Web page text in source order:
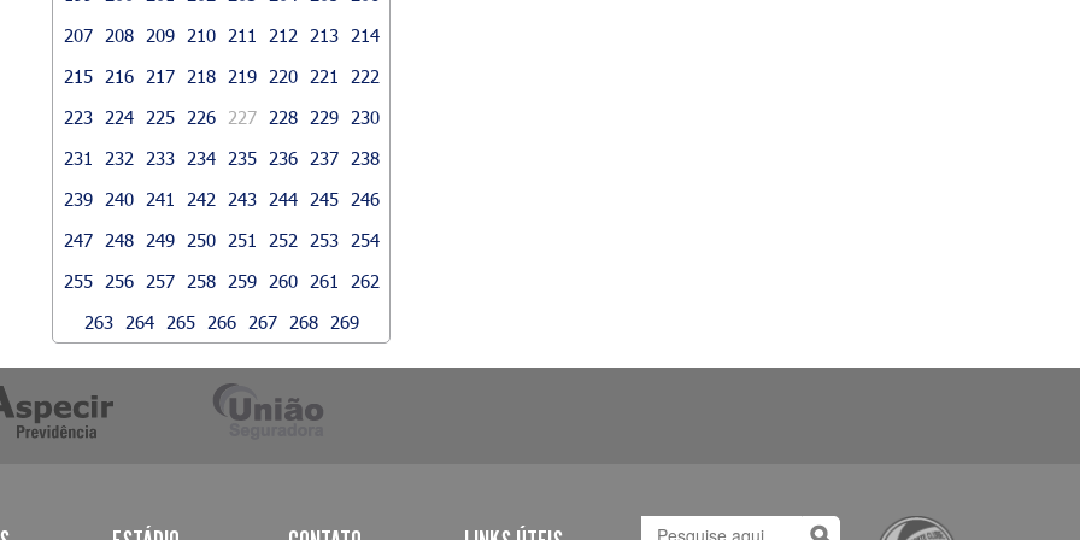
207
208 209 210 211 212 213
214
215
216 217 218 219 220 221
222
223
224 225 226 227 228 229
230
231
232 233 234 235 236 237
238
239
240 241 242 243 244 245
246
247
248 249 250 251 252 253
254
255
256 257 258 259 260 261
262
263
264 265 266 267 268 269